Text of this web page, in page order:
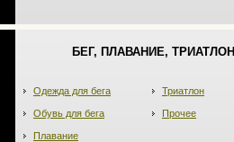
БЕГ, ПЛАВАНИЕ, ТРИАТЛОН
Одежда для бега
Обувь для бега
Плавание
Триатлон
Прочее